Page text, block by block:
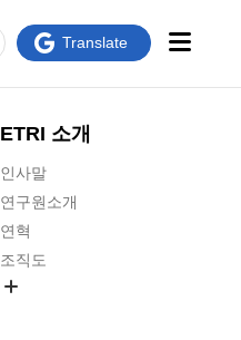
ETRI 소개
인사말
연구원소개
연혁
조직도
Translate